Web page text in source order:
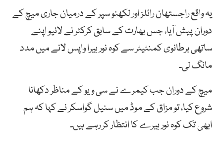
یہ واقع راجستھان رائلز اور لکھنو سپر کے درمیان جاری میچ کے
دوران پیش آیا، جس بھارت کے سابق کرکٹر نے لائیو اپنے
ساتھی برطانوی کمنٹیٹر سے کوہ نور ہیرا واپس لانے میں مدد
مانگ لی۔
میچ کے دوران جب کیمرے نے سی ویو کے مناظر دکھانا
شروع کیا، تو مزاق کے موڈ میں سنیل گواسکر نے کہا کہ ہم
ابھی تک کوہ نور ہیرے کا انتظار کر رہے ہیں۔